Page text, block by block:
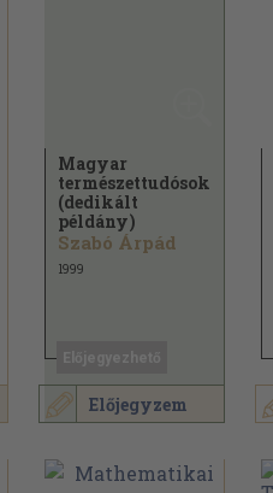
Előjegyzem
Magyar
természettudósok
(dedikált
példány)
Szabó Árpád
1999